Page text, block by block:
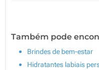
Também pode
Brindes de bem-estar
Hidratantes labiais